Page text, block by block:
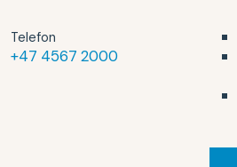
Telefon
+47 4567 2000